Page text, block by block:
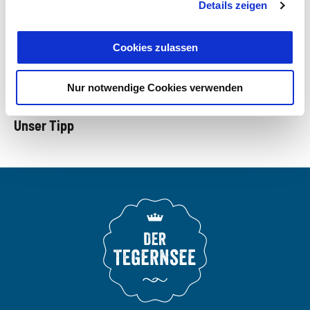
Details zeigen
Cookies zulassen
Nur notwendige Cookies verwenden
Entlang des Tegernsees laden lokale Hersteller zu spannenden
Führungen ein, die nicht nur informative Einblicke in die Kunst
der jeweiligen Herstellung, sondern auch Verkostungen für
Genießer bieten.
Unser Tipp